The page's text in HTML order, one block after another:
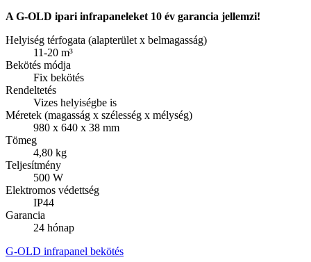
A G-OLD ipari infrapaneleket 10 év garancia jellemzi!
Helyiség térfogata (alapterület x belmagasság)
11-20 m³
Bekötés módja
Fix bekötés
Rendeltetés
Vizes helyiségbe is
Méretek (magasság x szélesség x mélység)
980 x 640 x 38 mm
Tömeg
4,80 kg
Teljesítmény
500 W
Elektromos védettség
IP44
Garancia
24 hónap
G-OLD infrapanel bekötés